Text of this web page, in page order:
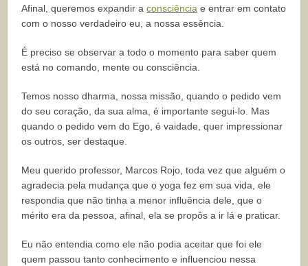
Afinal, queremos expandir aconsciência e entrar em contato
com o nosso verdadeiro eu, a nossa essência.
É preciso se observar a todo o momento para saber quem
está no comando, mente ou consciência.
Temos nosso dharma, nossa missão, quando o pedido vem
do seu coração, da sua alma, é importante segui-lo. Mas
quando o pedido vem do Ego, é vaidade, quer impressionar
os outros, ser destaque.
Meu querido professor, Marcos Rojo, toda vez que alguém o
agradecia pela mudança que o yoga fez em sua vida, ele
respondia que não tinha a menor influência dele, que o
mérito era da pessoa, afinal, ela se propôs a ir lá e praticar.
Eu não entendia como ele não podia aceitar que foi ele
quem passou tanto conhecimento e influenciou nessa